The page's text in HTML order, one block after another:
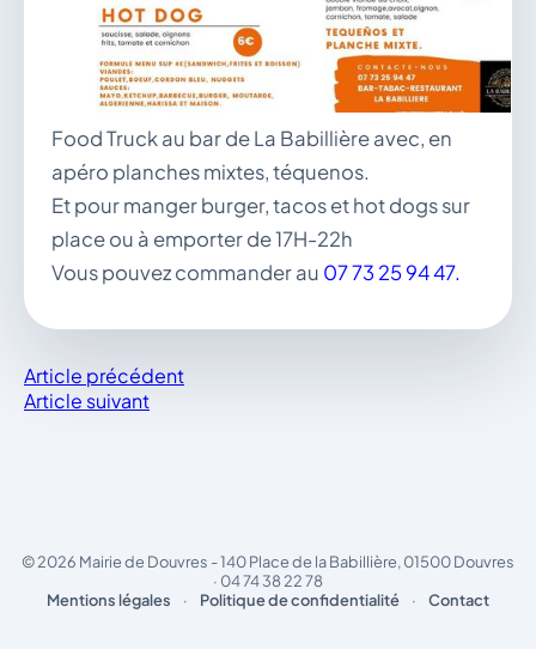
Food Truck au bar de La Babillière avec, en
apéro planches mixtes, téquenos.
Et pour manger burger, tacos et hot dogs sur
place ou à emporter de 17H-22h
Vous pouvez commander au 07 73 25 94 47.
Article précédent
Article suivant
© 2026 Mairie de Douvres - 140 Place de la Babillière, 01500 Douvres
· 04 74 38 22 78
Mentions légales
· Politique de confidentialité · Contact